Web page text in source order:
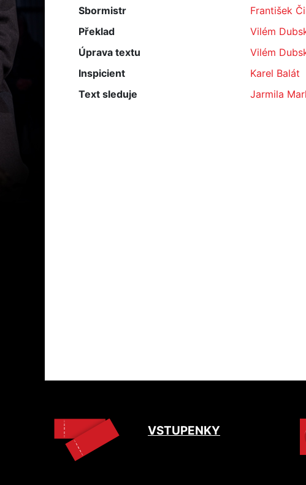
Sbormistr
František
Překlad
Vilém
Úprava textu
Vilém
Inspicient
Karel Balát
Text sleduje
Jarmila
VSTUPENKY